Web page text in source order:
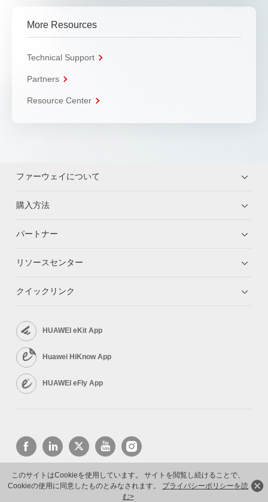
このサイトはCookieを使用しています。 サイトを閲覧し続けることで、
Cookieの使用に同意したものとみなされます。 プライバシーポリシーを読
む>
More Resources
Technical Support
Partners
Resource Center
ファーウェイについて
購入方法
パートナー
リソースセンター
クイックリンク
HUAWEI eKit App
Huawei HiKnow App
HUAWEI eFly App
Copyright © 2026 Huawei Technologies Co., Ltd. All rights reserved.
プライバシーポリシー